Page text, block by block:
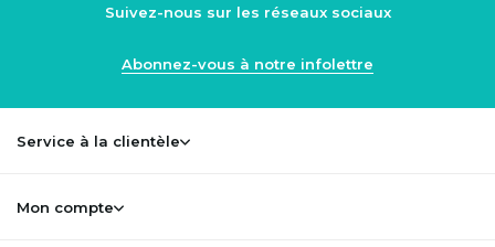
Suivez-nous sur les réseaux sociaux
Abonnez-vous à notre infolettre
Service à la clientèle
Mon compte